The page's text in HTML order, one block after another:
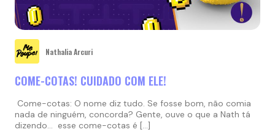
Nathalia Arcuri
COME-COTAS! CUIDADO COM ELE!
Come-cotas: O nome diz tudo. Se fosse bom, não comia
nada de ninguém, concorda? Gente, ouve o que a Nath tá
dizendo… esse come-cotas é […]